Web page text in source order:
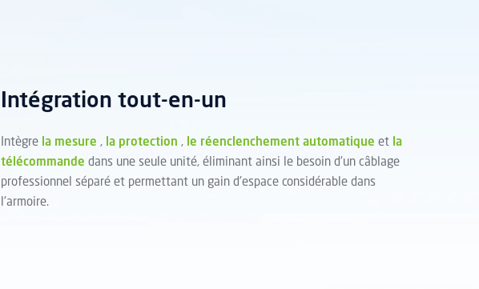
Intégration tout-en-un
Intègre la mesure , la protection , le réenclenchement automatique et la
télécommande dans une seule unité, éliminant ainsi le besoin d'un câblage
professionnel séparé et permettant un gain d'espace considérable dans
l'armoire.